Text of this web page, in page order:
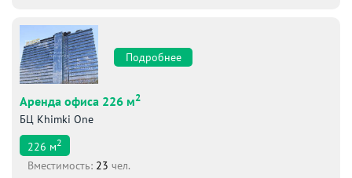
Подробнее
Аренда офиса 226 м2
БЦ Khimki One
226 м2
Вместимоcть: 23 чел.